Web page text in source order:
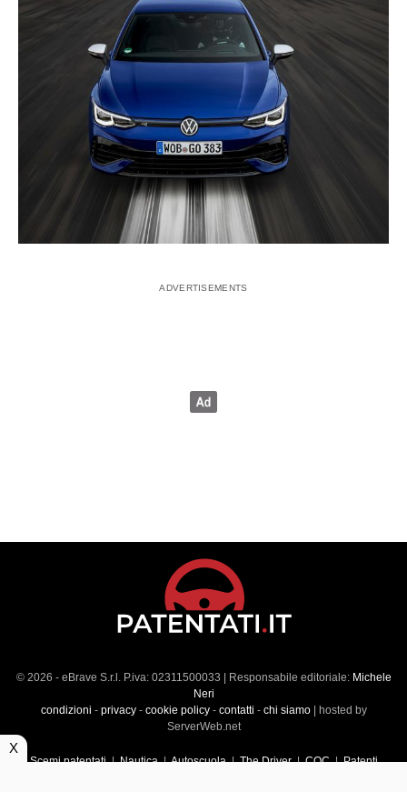
© 2026 - eBrave S.r.l. P.iva: 02311500033 | Responsabile editoriale: Michele
Neri
condizioni - privacy- cookie policy- contatti - chi siamo| hosted by
ServerWeb.net
Scemi patentati|Nautica|Autoscuola|The Driver|CQC|Patenti
X